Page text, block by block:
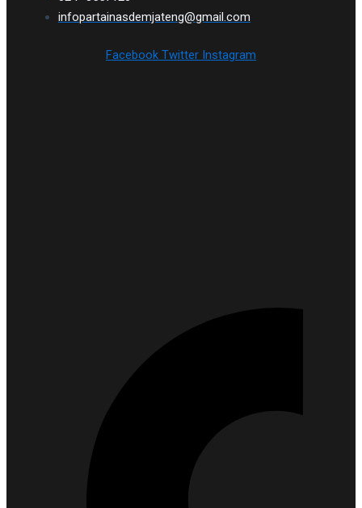
infopartainasdemjateng@gmail.com
Facebook Twitter Instagram